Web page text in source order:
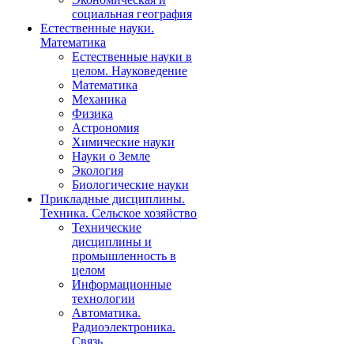
социальная география
Естественные науки.
Математика
Естественные науки в
целом. Науковедение
Математика
Механика
Физика
Астрономия
Химические науки
Науки о Земле
Экология
Биологические науки
Прикладные дисциплины.
Техника. Сельское хозяйство
Технические
дисциплины и
промышленность в
целом
Информационные
технологии
Автоматика.
Радиоэлектроника.
Связь